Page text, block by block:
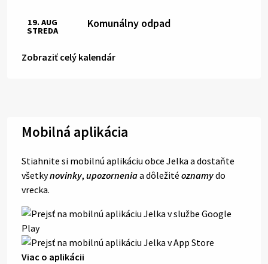
Komunálny odpad
19. AUG
STREDA
Zobraziť celý kalendár
Mobilná aplikácia
Stiahnite si mobilnú aplikáciu obce Jelka a dostaňte
všetkynovinky, upozorneniaa dôležité oznamydo
vrecka.
Viac o aplikácii